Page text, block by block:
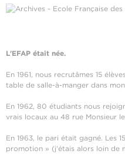
L'EFAP était née.
En 1961, nous recrutâmes 15
table de salle-à-manger dans
En 1962, 80 étudiants nous
vrais locaux au 48 rue Monsieur
En 1963, le pari était gagné. Les
promotion » (j'étais alors loin de